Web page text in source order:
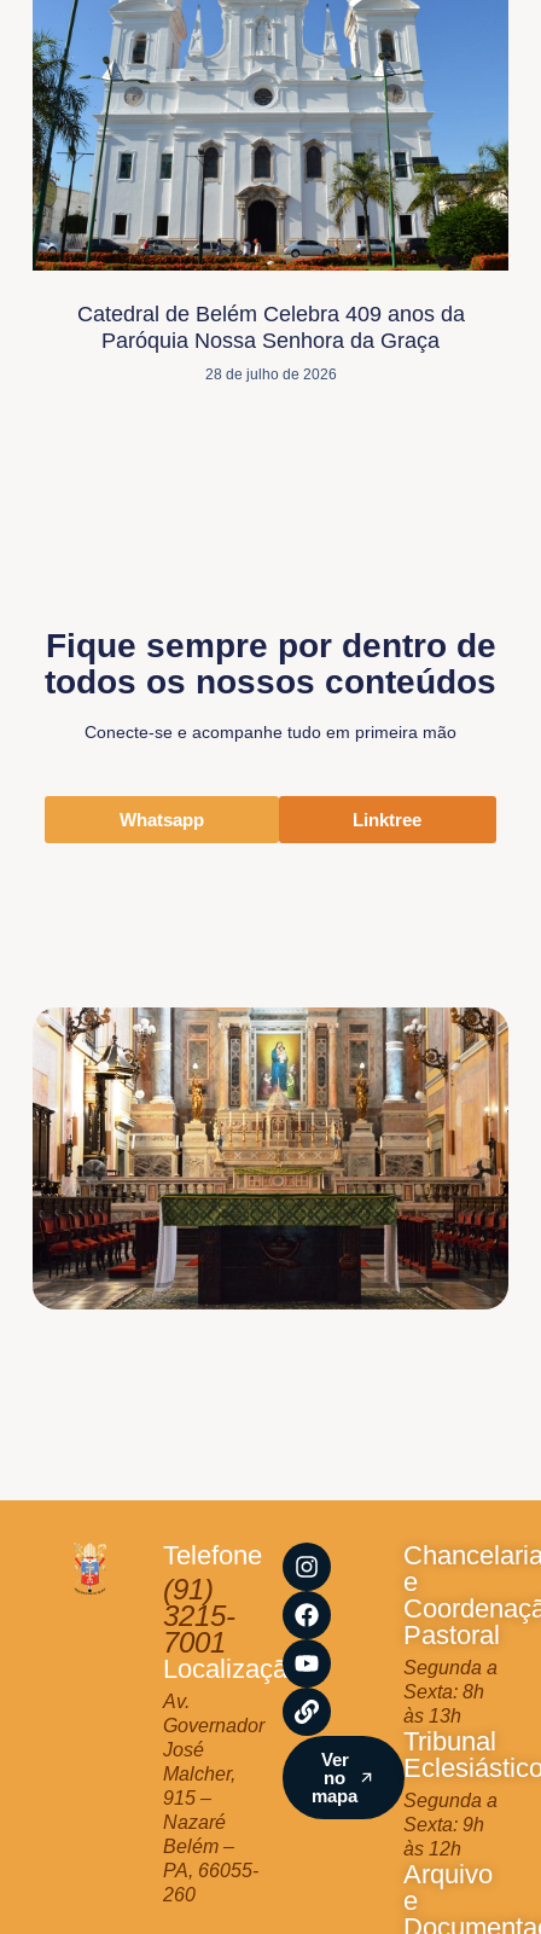
Catedral de Belém Celebra 409 anos da
Paróquia Nossa Senhora da Graça
28 de julho de 2026
Fique sempre por dentro de
todos os nossos conteúdos
Conecte-se e acompanhe tudo em primeira mão
Whatsapp Linktree
Telefone
(91)
3215-
7001
Localização
Av.
Governador
José
Malcher,
915 –
Nazaré
Belém –
PA, 66055-
260
I
n
s
t
a
g
r
a
m
F
a
c
e
b
o
o
k
Y
o
u
t
u
b
e
L
i
n
k
Ver
no
mapa
e
Pastoral
Segunda a
Sexta: 8h
às 13h
Tribunal
Segunda a
Sexta: 9h
às 12h
Arquivo
e